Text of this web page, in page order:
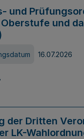
und
und
16.07.2026
der Dritten
LK-